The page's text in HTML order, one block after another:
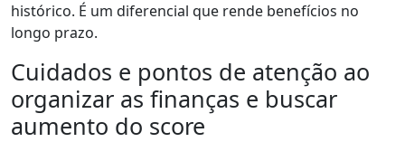
histórico. É um diferencial que rende benefícios no
longo prazo.
Cuidados e pontos de atenção ao
organizar as finanças e buscar
aumento do score